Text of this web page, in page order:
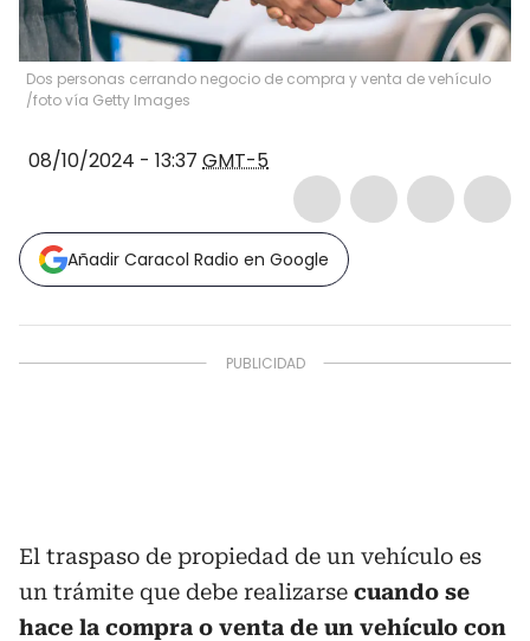
Dos personas cerrando negocio de compra y venta de vehículo
/foto vía Getty Images
08/10/2024 - 13:37 GMT-5
Añadir Caracol Radio en Google
El traspaso de propiedad de un vehículo es
un trámite que debe realizarse cuando se
hace la compra o venta de un vehículo con